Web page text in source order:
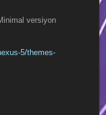
versiyon
5/themes-